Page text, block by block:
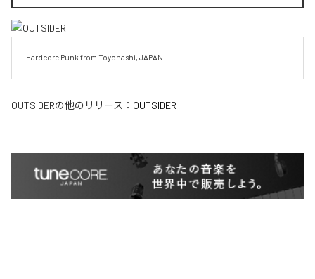
Hardcore Punk from Toyohashi, JAPAN
OUTSIDERの他のリリース： OUTSIDER